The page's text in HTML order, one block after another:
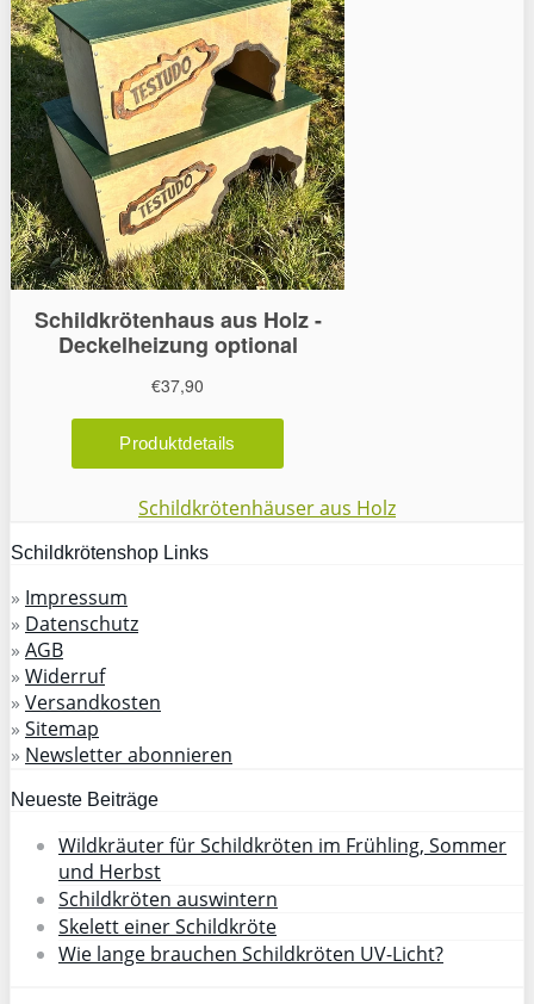
Schildkrötenhäuser aus Holz
Schildkrötenshop Links
» Impressum
» Datenschutz
» AGB
» Widerruf
» Versandkosten
» Sitemap
» Newsletter abonnieren
Neueste Beiträge
Wildkräuter für Schildkröten im Frühling, Sommer
und Herbst
Schildkröten auswintern
Skelett einer Schildkröte
Wie lange brauchen Schildkröten UV-Licht?